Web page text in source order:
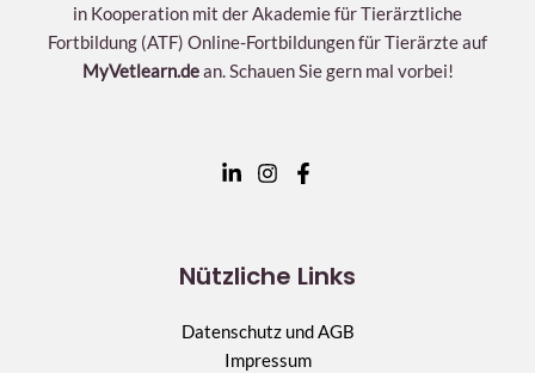
in Kooperation mit der Akademie für Tierärztliche
Fortbildung (ATF) Online-Fortbildungen für Tierärzte auf
MyVetlearn.dean. Schauen Sie gern mal vorbei!
Nützliche Links
Datenschutz und AGB
Impressum